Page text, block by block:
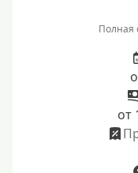
Полная
от